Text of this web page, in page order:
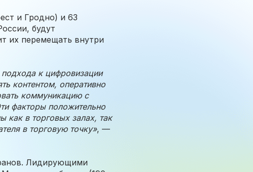
и Гродно) и 63
будут
их перемещать внутри
к цифровизации
контентом, оперативно
коммуникацию с
факторы положительно
как в торговых залах, так
в торговую точку», —
Лидирующими